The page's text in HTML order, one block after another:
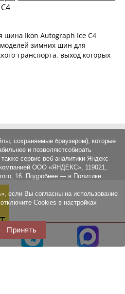
Ikon Autograph Ice C4
зимних шин для
транспорта, выход которых
публичной офертой, определяемой
сохраняемые браузером), которые
и позволяютсобирать
сервис веб-аналитики Яндекс
ООО «ЯНДЕКС», 119021,
16. Подробнее — в Политике
если Вы согласны на использование
Cookies в настройках
Принять